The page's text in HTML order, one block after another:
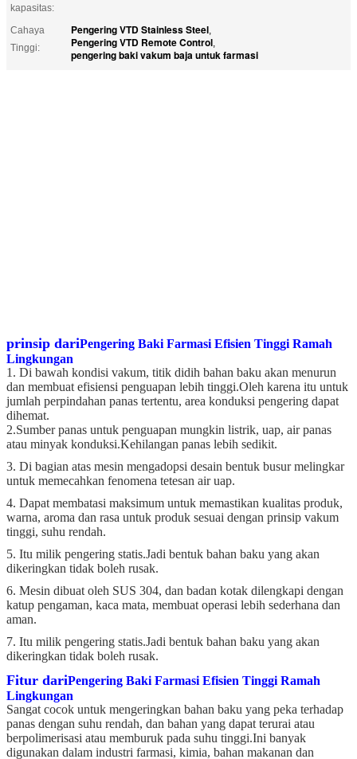
kapasitas:
Cahaya
Tinggi:
Pengering VTD Stainless Steel,
Pengering VTD Remote Control,
pengering baki vakum baja untuk farmasi
prinsip dariPengering Baki Farmasi Efisien Tinggi Ramah
Lingkungan
1. Di bawah kondisi vakum, titik didih bahan baku akan menurun
dan membuat efisiensi penguapan lebih tinggi.Oleh karena itu untuk
jumlah perpindahan panas tertentu, area konduksi pengering dapat
dihemat.
2.Sumber panas untuk penguapan mungkin listrik, uap, air panas
atau minyak konduksi.Kehilangan panas lebih sedikit.
3. Di bagian atas mesin mengadopsi desain bentuk busur melingkar
untuk memecahkan fenomena tetesan air uap.
4. Dapat membatasi maksimum untuk memastikan kualitas produk,
warna, aroma dan rasa untuk produk sesuai dengan prinsip vakum
tinggi, suhu rendah.
5. Itu milik pengering statis.Jadi bentuk bahan baku yang akan
dikeringkan tidak boleh rusak.
6. Mesin dibuat oleh SUS 304, dan badan kotak dilengkapi dengan
katup pengaman, kaca mata, membuat operasi lebih sederhana dan
aman.
7. Itu milik pengering statis.Jadi bentuk bahan baku yang akan
dikeringkan tidak boleh rusak.
Fitur dariPengering Baki Farmasi Efisien Tinggi Ramah
Lingkungan
Sangat cocok untuk mengeringkan bahan baku yang peka terhadap
panas dengan suhu rendah, dan bahan yang dapat terurai atau
berpolimerisasi atau memburuk pada suhu tinggi.Ini banyak
digunakan dalam industri farmasi, kimia, bahan makanan dan